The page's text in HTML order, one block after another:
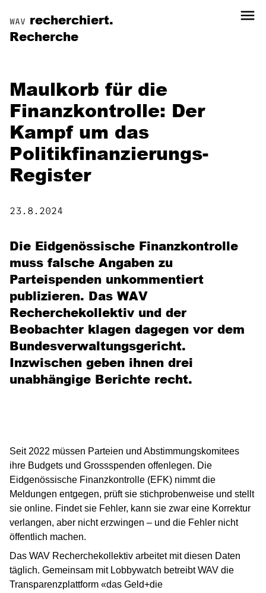
WAV recherchiert. menu
Recherche
Maulkorb für die
Finanzkontrolle: Der
Kampf um das
Politikfinanzierungs-
Register
23.8.2024
Die Eidgenössische Finanzkontrolle
muss falsche Angaben zu
Parteispenden unkommentiert
publizieren. Das WAV
Recherchekollektiv und der
Beobachter klagen dagegen vor dem
Bundesverwaltungsgericht.
Inzwischen geben ihnen drei
unabhängige Berichte recht.
Seit 2022 müssen Parteien und Abstimmungskomitees
ihre Budgets und Grossspenden offenlegen. Die
Eidgenössische Finanzkontrolle (EFK) nimmt die
Meldungen entgegen, prüft sie stichprobenweise und stellt
sie online. Findet sie Fehler, kann sie zwar eine Korrektur
verlangen, aber nicht erzwingen – und die Fehler nicht
öffentlich machen.
Das WAV Recherchekollektiv arbeitet mit diesen Daten
täglich. Gemeinsam mit Lobbywatch betreibt WAV die
Transparenzplattform «das Geld+die